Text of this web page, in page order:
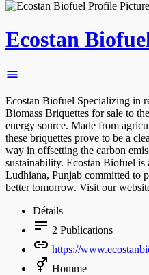
Ecostan
Ecostan Biofuel Specializing in
Biomass Briquettes for sale to
energy source. Made from
these briquettes prove to be a
way in offsetting the carbon
sustainability. Ecostan Biofuel
Ludhiana, Punjab committed to
better tomorrow. Visit our
Détails
2 Publications
https://
Homme